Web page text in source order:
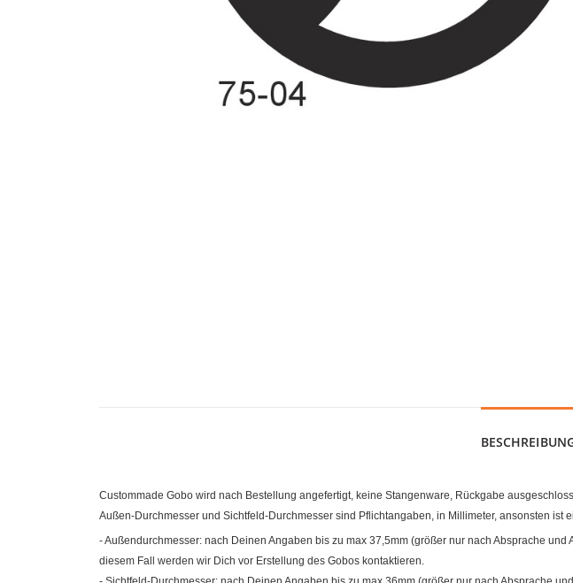
Custommade Gobo wird nach Bestellung angefertigt, keine Stangenware, Rückgabe
Außen-Durchmesser und Sichtfeld-Durchmesser sind Pflichtangaben, in Millimeter, ansonsten ist
- Außendurchmesser: nach Deinen Angaben bis zu max 37,5mm (größer nur nach Absprache
diesem Fall werden wir Dich vor Erstellung des Gobos kontaktieren.